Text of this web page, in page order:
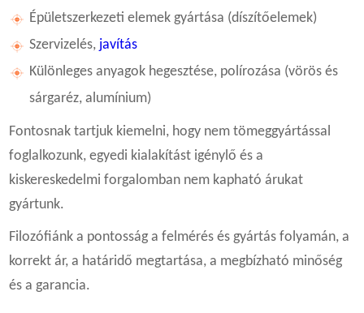
Épületszerkezeti elemek gyártása (díszítőelemek)
Szervizelés, javítás
Különleges anyagok hegesztése, polírozása (vörös és
sárgaréz, alumínium)
Fontosnak tartjuk kiemelni, hogy nem tömeggyártással
foglalkozunk, egyedi kialakítást igénylő és a
kiskereskedelmi forgalomban nem kapható árukat
gyártunk.
Filozófiánk a pontosság a felmérés és gyártás folyamán, a
korrekt ár, a határidő megtartása, a megbízható minőség
és a garancia.